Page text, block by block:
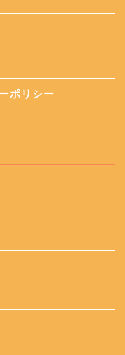
ポリシー